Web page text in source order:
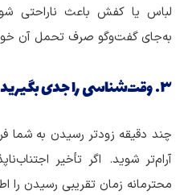
لباس یا کفش باعث ناراحتی
به‌جای گفت‌وگو صرف تحمل آن
۳. وقت‌شناسی را جدی بگیرید
چند دقیقه زودتر رسیدن به
آرام‌تر شوید. اگر تأخیر
محترمانه زمان تقریبی رسیدن را